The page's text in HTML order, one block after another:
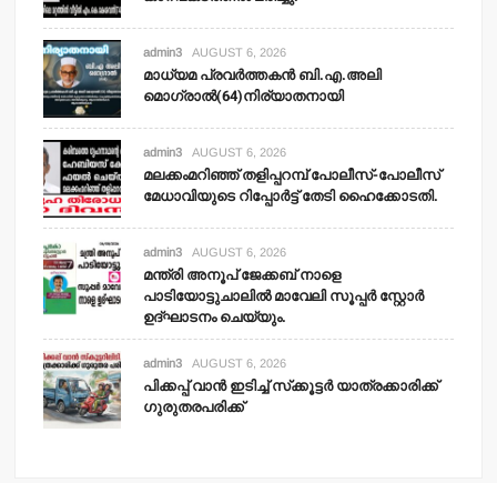
admin3 AUGUST 6, 2026
മാധ്യമ പ്രവര്‍ത്തകന്‍ ബി.എ.അലി
മൊഗ്രാല്‍(64)നിര്യാതനായി
admin3 AUGUST 6, 2026
മലക്കംമറിഞ്ഞ് തളിപ്പറമ്പ് പോലീസ്-പോലീസ്
മേധാവിയുടെ റിപ്പോര്‍ട്ട് തേടി ഹൈക്കോടതി.
admin3 AUGUST 6, 2026
മന്ത്രി അനൂപ് ജേക്കബ് നാളെ
പാടിയോട്ടുചാലില്‍ മാവേലി സൂപ്പര്‍ സ്റ്റോര്‍
ഉദ്ഘാടനം ചെയ്യും.
admin3 AUGUST 6, 2026
പിക്കപ്പ് വാന്‍ ഇടിച്ച് സ്‌ക്കൂട്ടര്‍ യാത്രക്കാരിക്ക്
ഗുരുതരപരിക്ക്